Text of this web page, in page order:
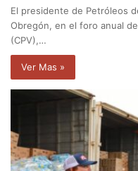
El presidente de Petróleos
Obregón, en el foro anual
(CPV),…
Ver Mas »